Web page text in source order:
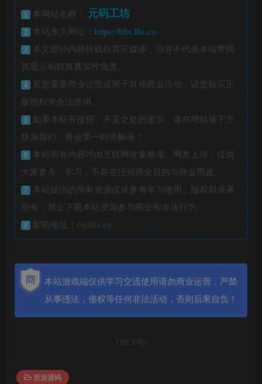
1 本网站名称： 元码工坊
2 本站永久网址： https://bbs.llla.cn
3
本文部分内容转载自其它媒体，但并不代表本站赞同
其观点和对其真实性负责。
4
若您需要商业运营或用于其他商业活动，请您购买正
版授权并合法使用。
5
如果本站有侵犯、不妥之处的资源，请在网站最下方
联系我们。将会第一时间解决！
6
本站所有内容均由互联网收集整理、网友上传，仅供
大家参考、学习，不存在任何商业目的与商业用途。
7
本站提供的所有资源仅供参考学习使用，版权归原著
所有，禁止下载本站资源参与商业和非法行为。
8 邮箱地址：0@llla.cn
本站游戏端仅供学习交流使用请勿商业运营，严禁
从事违法，侵权等任何非法活动，否则后果自负！
THE END
页游源码